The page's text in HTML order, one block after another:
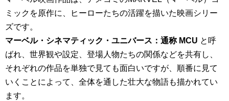
ミックを原作に、ヒーローたちの活躍を描いた映画シリー
ズです。
マーベル・シネマティック・ユニバース：通称 MCU と呼
ばれ、世界観や設定、登場人物たちの関係などを共有し、
それぞれの作品を単独で見ても面白いですが、順番に見て
いくことによって、全体を通した壮大な物語も描かれてい
ます。